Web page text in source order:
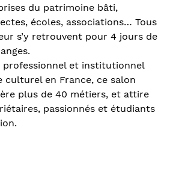
du patrimoine bâti,
écoles, associations… Tous
s’y retrouvent pour 4 jours de
professionnel et institutionnel
culturel en France, ce salon
plus de 40 métiers, et attire
passionnés et étudiants